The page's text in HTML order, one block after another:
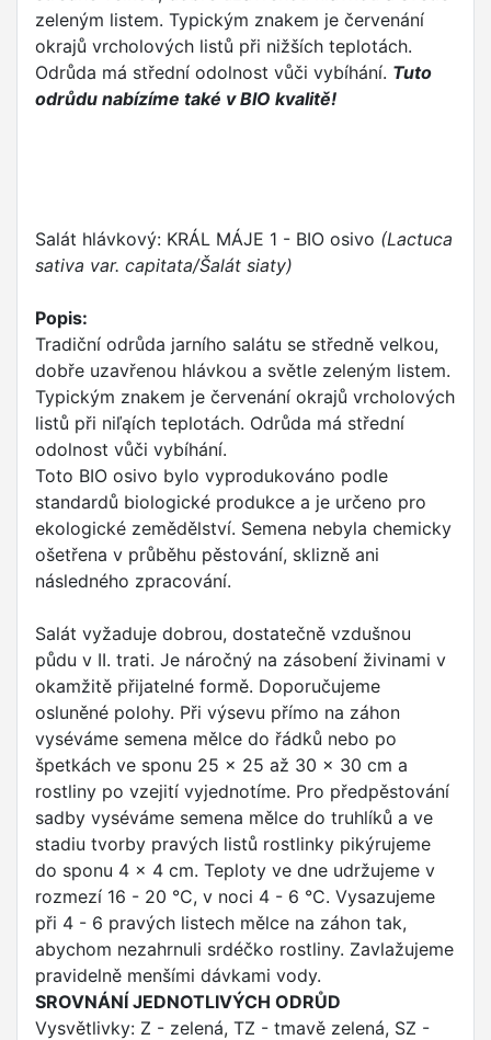
zeleným listem. Typickým znakem je červenání
okrajů vrcholových listů při nižších teplotách.
Odrůda má střední odolnost vůči vybíhání. Tuto
odrůdu nabízíme také v BIO kvalitě!
Salát hlávkový: KRÁL MÁJE 1 - BIO osivo (Lactuca
sativa var. capitata/Šalát siaty)
Popis:
Tradiční odrůda jarního salátu se středně velkou,
dobře uzavřenou hlávkou a světle zeleným listem.
Typickým znakem je červenání okrajů vrcholových
listů při niľąích teplotách. Odrůda má střední
odolnost vůči vybíhání.
Toto BIO osivo bylo vyprodukováno podle
standardů biologické produkce a je určeno pro
ekologické zemědělství. Semena nebyla chemicky
ošetřena v průběhu pěstování, sklizně ani
následného zpracování.
Salát vyžaduje dobrou, dostatečně vzdušnou
půdu v II. trati. Je náročný na zásobení živinami v
okamžitě přijatelné formě. Doporučujeme
osluněné polohy. Při výsevu přímo na záhon
vyséváme semena mělce do řádků nebo po
špetkách ve sponu 25 x 25 až 30 x 30 cm a
rostliny po vzejití vyjednotíme. Pro předpěstování
sadby vyséváme semena mělce do truhlíků a ve
stadiu tvorby pravých listů rostlinky pikýrujeme
do sponu 4 x 4 cm. Teploty ve dne udržujeme v
rozmezí 16 - 20 °C, v noci 4 - 6 °C. Vysazujeme
při 4 - 6 pravých listech mělce na záhon tak,
abychom nezahrnuli srdéčko rostliny. Zavlažujeme
pravidelně menšími dávkami vody.
SROVNÁNÍ JEDNOTLIVÝCH ODRŮD
Vysvětlivky: Z - zelená, TZ - tmavě zelená, SZ -